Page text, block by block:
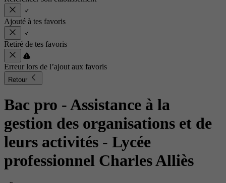
Ajouté à tes favoris
Retiré de tes favoris
Erreur lors de l’ajout aux favoris
Retour
Bac pro - Assistance à la
gestion des organisations et de
leurs activités - Lycée
professionnel Charles Alliès